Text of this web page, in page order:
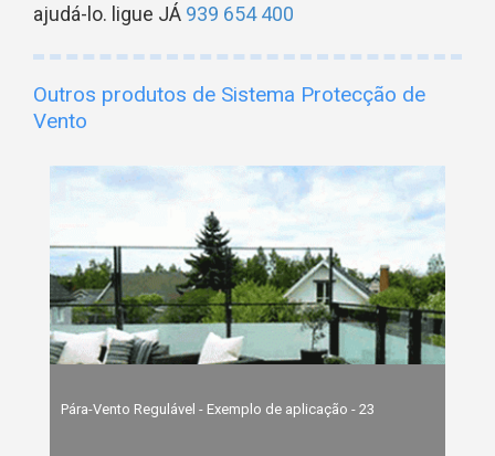
ajudá-lo. ligue JÁ 939 654 400
Outros produtos de Sistema Protecção de
Vento
Pára-Vento Regulável - Exemplo de aplicação - 23